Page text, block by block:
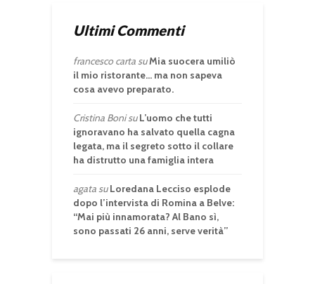
Ultimi Commenti
francesco cartasuMia suocera umiliò
il mio ristorante… ma non sapeva
cosa avevo preparato.
Cristina BonisuL’uomo che tutti
ignoravano ha salvato quella cagna
legata, ma il segreto sotto il collare
ha distrutto una famiglia intera
agatasuLoredana Lecciso esplode
dopo l’intervista di Romina a Belve:
“Mai più innamorata? Al Bano sì,
sono passati 26 anni, serve verità”